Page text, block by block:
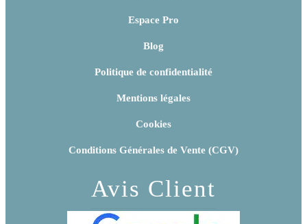
Espace Pro
Blog
Politique de confidentialité
Mentions légales
Cookies
Conditions Générales de Vente (CGV)
Avis Client